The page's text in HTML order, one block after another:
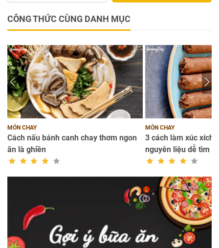
CÔNG THỨC CÙNG DANH MỤC
MÓN CHAY
Cách nấu bánh canh chay thơm ngon
ăn là ghiền
MÓN CHAY
3 cách làm xúc xích
nguyên liệu dễ tìm